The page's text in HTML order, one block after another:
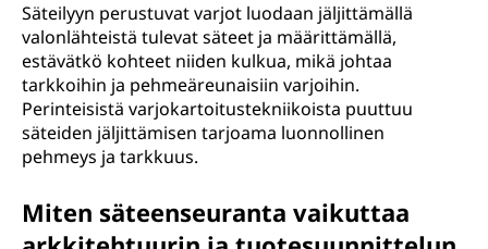
Säteilyyn perustuvat varjot luodaan jäljittämällä
valonlähteistä tulevat säteet ja määrittämällä,
estävätkö kohteet niiden kulkua, mikä johtaa
tarkkoihin ja pehmeäreunaisiin varjoihin.
Perinteisistä varjokartoitustekniikoista puuttuu
säteiden jäljittämisen tarjoama luonnollinen
pehmeys ja tarkkuus.
Miten säteenseuranta vaikuttaa